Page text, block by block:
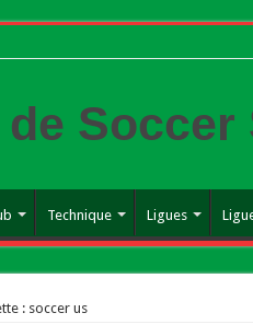
Soccer
Technique Ligues
: soccer us